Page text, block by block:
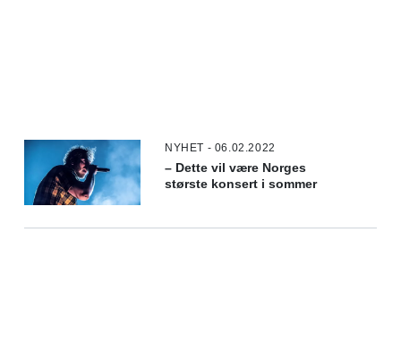
NYHET - 06.02.2022
– Dette vil være Norges
største konsert i sommer